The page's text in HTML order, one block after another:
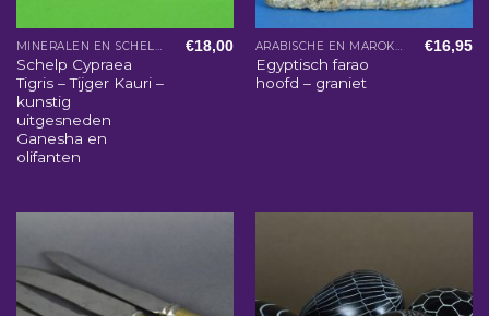
MINERALEN EN SCHELPEN
Schelp Cypraea
Tigris – Tijger Kauri –
kunstig
uitgesneden
Ganesha en
olifanten
€18,00 ARABISCHE EN MAROKKAANSE WOONACCESSOIRES
Egyptisch farao
hoofd – graniet
€16,95